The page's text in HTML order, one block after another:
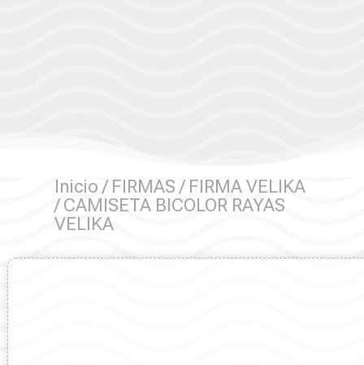
Inicio /FIRMAS /FIRMA VELIKA
/ CAMISETA BICOLOR RAYAS
VELIKA